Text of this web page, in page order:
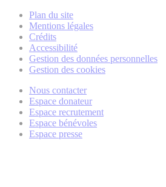
Plan du site
Mentions légales
Crédits
Accessibilité
Gestion des données personnelles
Gestion des cookies
Nous contacter
Espace donateur
Espace recrutement
Espace bénévoles
Espace presse